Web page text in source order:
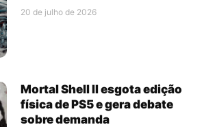
20 de julho de 2026
Mortal Shell II esgota edição
física de PS5 e gera debate
sobre demanda